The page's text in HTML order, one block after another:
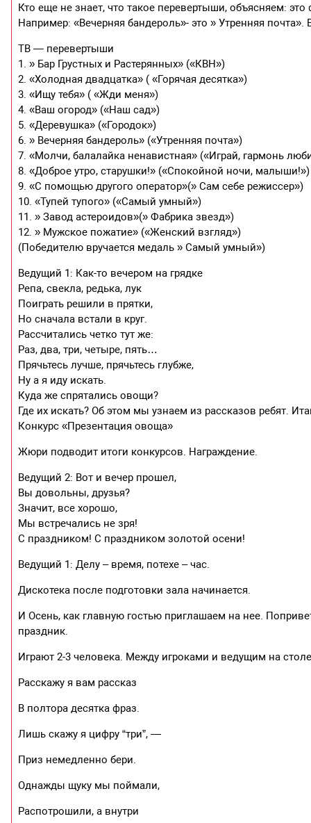
Кто еще не знает, что такое перевертыши, объясняем:
Например: «Вечерняя бандероль»- это » Утренняя почта».
ТВ — перевертыши
1. » Бар Грустных и Растерянных» («КВН»)
2. «Холодная двадцатка» ( «Горячая десятка»)
3. «Ищу тебя» ( «Жди меня»)
4. «Ваш огород» («Наш сад»)
5. «Деревушка» («Городок»)
6. » Вечерняя бандероль» («Утренняя почта»)
7. «Молчи, балалайка ненавистная» («Играй, гармонь
8. «Доброе утро, старушки!» («Спокойной ночи, малыши!»)
9. «С помощью другого оператор»(» Сам себе режиссер»)
10. «Тупей тупого» («Самый умный»)
11. » Завод астероидов»(» Фабрика звезд»)
12. » Мужское пожатие» («Женский взгляд»)
(Победителю вручается медаль » Самый умный»)
Ведущий 1: Как-то вечером на грядке
Репа, свекла, редька, лук
Поиграть решили в прятки,
Но сначала встали в круг.
Рассчитались четко тут же:
Раз, два, три, четыре, пять…
Прячьтесь лучше, прячьтесь глубже,
Ну а я иду искать.
Куда же спрятались овощи?
Где их искать? Об этом мы узнаем из рассказов ребят.
Конкурс «Презентация овоща»
Жюри подводит итоги конкурсов. Награждение.
Ведущий 2: Вот и вечер прошел,
Вы довольны, друзья?
Значит, все хорошо,
Мы встречались не зря!
С праздником! С праздником золотой осени!
Ведущий 1: Делу – время, потехе – час.
Дискотека после подготовки зала начинается.
И Осень, как главную гостью приглашаем на нее.
праздник.
Играют 2-3 человека. Между игроками и ведущим на
Расскажу я вам рассказ
В полтора десятка фраз.
Лишь скажу я цифру “три”, —
Приз немедленно бери.
Однажды щуку мы поймали,
Распотрошили, а внутри